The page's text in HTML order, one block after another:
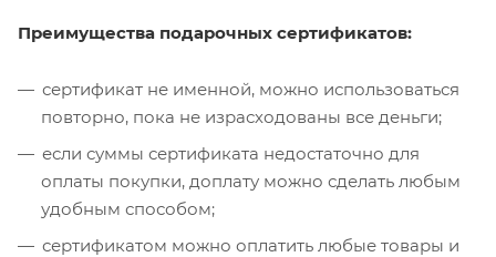
Преимущества подарочных сертификатов:
сертификат не именной, можно использоваться
повторно, пока не израсходованы все деньги;
если суммы сертификата недостаточно для
оплаты покупки, доплату можно сделать любым
удобным способом;
сертификатом можно оплатить любые товары и